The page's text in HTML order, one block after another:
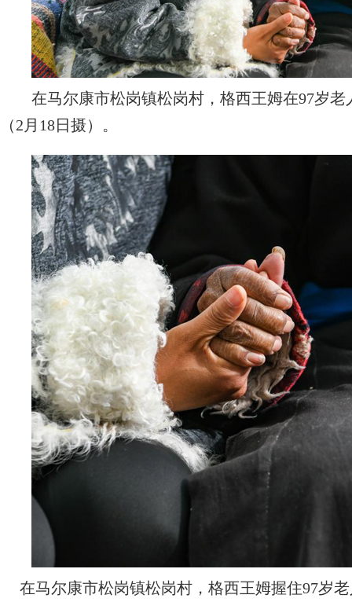
在马尔康市松岗镇松岗村，格西王姆在97岁老
（2月18日摄）。
在马尔康市松岗镇松岗村，格西王姆握住97岁